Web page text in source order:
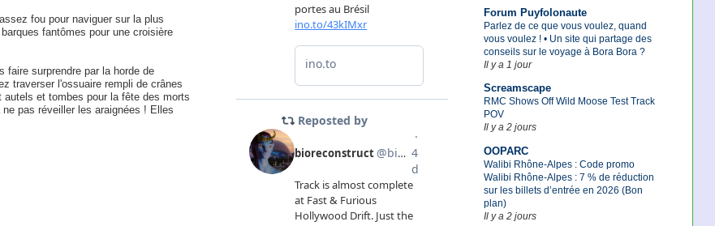
Forum Puyfolonaute
Parlez de ce que vous voulez, quand
vous voulez ! • Un site qui partage des
conseils sur le voyage à Bora Bora ?
Il y a 1 jour
Screamscape
RMC Shows Off Wild Moose Test Track
POV
Il y a 2 jours
OOPARC
Walibi Rhône-Alpes : Code promo
Walibi Rhône-Alpes : 7 % de réduction
sur les billets d’entrée en 2026 (Bon
plan)
Il y a 2 jours
fou pour naviguer sur la plus
fantômes pour une croisière
faire surprendre par la horde de
traverser l'ossuaire rempli de crânes
et tombes pour la fête des morts
pas réveiller les araignées ! Elles